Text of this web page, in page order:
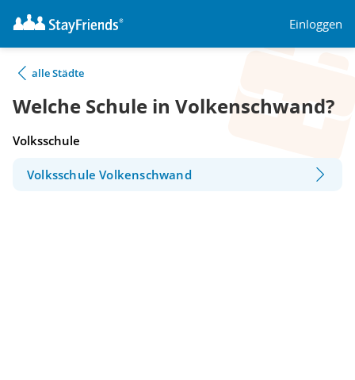
Einloggen
alle Städte
Welche Schule in Volkenschwand?
Volksschule
Volksschule Volkenschwand